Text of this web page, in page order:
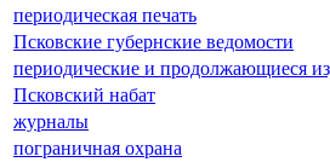
периодическая печать
Псковские губернские ведомости
периодические и продолжающиеся
Псковский набат
журналы
пограничная охрана